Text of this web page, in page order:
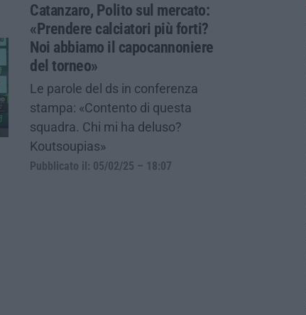
Catanzaro, Polito sul mercato:
«Prendere calciatori più forti?
Noi abbiamo il capocannoniere
del torneo»
Le parole del ds in conferenza
stampa: «Contento di questa
squadra. Chi mi ha deluso?
Koutsoupias»
Pubblicato il: 05/02/25 – 18:07